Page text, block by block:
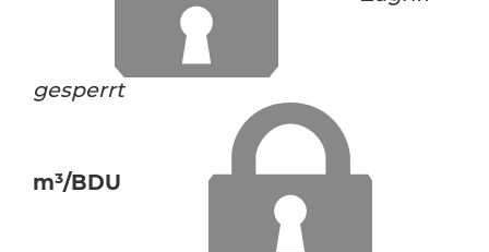
gesperrt
m³/BDU